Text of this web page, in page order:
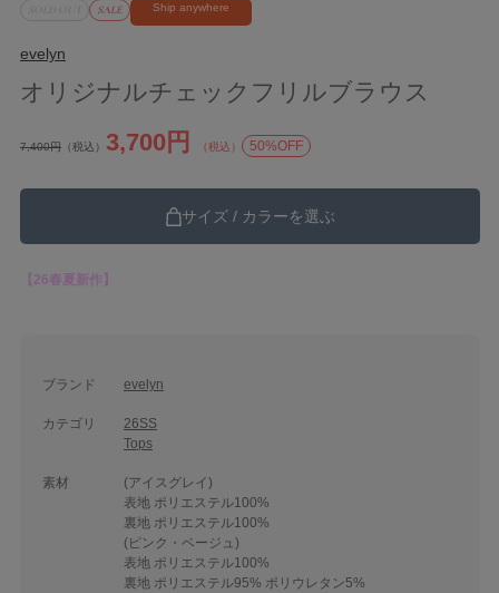
SALE Ship anywhere
evelyn
オリジナルチェックフリルブラウス
7,400円 （税込） 3,700円 （税込） 50%OFF
サイズ / カラーを選ぶ
【26春夏新作】
ブランド evelyn
カテゴリ
26SS
Tops
素材
(アイスグレイ)
表地 ポリエステル100%
裏地 ポリエステル100%
(ピンク・ベージュ)
表地 ポリエステル100%
裏地 ポリエステル95% ポリウレタン5%